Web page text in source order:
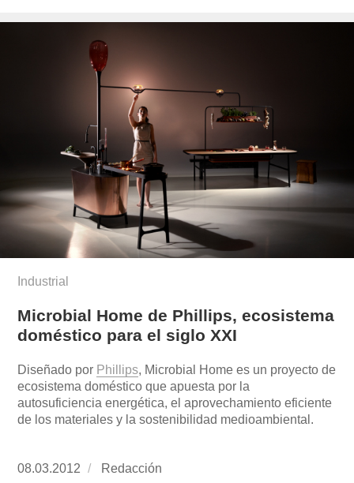
Industrial
Microbial Home de Phillips, ecosistema
doméstico para el siglo XXI
Diseñado por Phillips, Microbial Home es un proyecto de
ecosistema doméstico que apuesta por la
autosuficiencia energética, el aprovechamiento eficiente
de los materiales y la sostenibilidad medioambiental.
Publicado
08.03.2012 https://www.experimenta.es/author/redaccion/
Redacción